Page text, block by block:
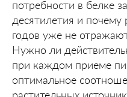
потребности в белке
десятилетия и
годов уже не
Нужно ли
при каждом приеме
оптимальное